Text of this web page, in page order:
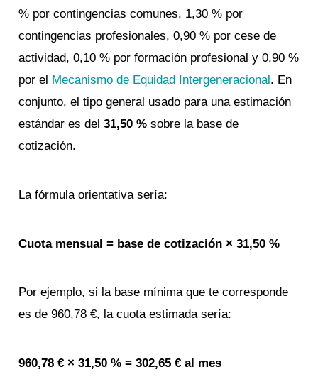
% por contingencias comunes, 1,30 % por
contingencias profesionales, 0,90 % por cese de
actividad, 0,10 % por formación profesional y 0,90 %
por el Mecanismo de Equidad Intergeneracional . En
conjunto, el tipo general usado para una estimación
estándar es del31,50 % sobre la base de
cotización.
La fórmula orientativa sería:
Cuota mensual = base de cotización × 31,50 %
Por ejemplo, si la base mínima que te corresponde
es de 960,78 €, la cuota estimada sería:
960,78 € × 31,50 % = 302,65 € al mes